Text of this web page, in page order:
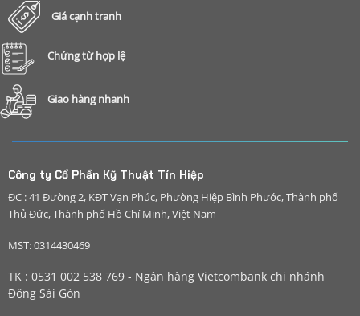
Giá cạnh tranh
Chứng từ hợp lệ
Giao hàng nhanh
Công ty Cổ Phần Kỹ Thuật Tín Hiệp
ĐC : 41 Đường 2, KĐT Vạn Phúc, Phường Hiệp Bình Phước, Thành phố
Thủ Đức, Thành phố Hồ Chí Minh, Việt Nam
MST: 0314430469
TK : 0531 002 538 769 - Ngân hàng Vietcombank chi nhánh
Đông Sài Gòn